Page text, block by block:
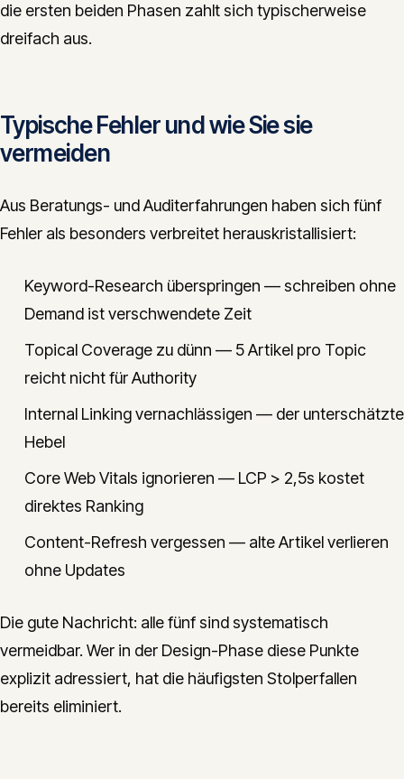
die ersten beiden Phasen zahlt sich typischerweise
dreifach aus.
Typische Fehler und wie Sie sie
vermeiden
Aus Beratungs- und Auditerfahrungen haben sich fünf
Fehler als besonders verbreitet herauskristallisiert:
Keyword-Research überspringen — schreiben ohne
Demand ist verschwendete Zeit
Topical Coverage zu dünn — 5 Artikel pro Topic
reicht nicht für Authority
Internal Linking vernachlässigen — der unterschätzte
Hebel
Core Web Vitals ignorieren — LCP > 2,5s kostet
direktes Ranking
Content-Refresh vergessen — alte Artikel verlieren
ohne Updates
Die gute Nachricht: alle fünf sind systematisch
vermeidbar. Wer in der Design-Phase diese Punkte
explizit adressiert, hat die häufigsten Stolperfallen
bereits eliminiert.